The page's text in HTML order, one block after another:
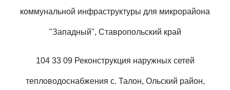
коммунальной инфраструктуры для микрорайона
"Западный", Ставропольский край
104 33 09 Реконструкция наружных сетей
тепловодоснабжения с. Талон, Ольский район,